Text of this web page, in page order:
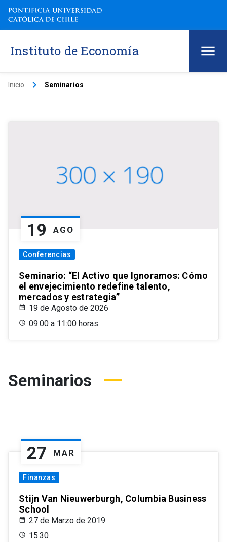
Instituto de Economía
Inicio keyboard_arrow_right Seminarios
19 AGO
Conferencias
Seminario: “El Activo que Ignoramos: Cómo
el envejecimiento redefine talento,
mercados y estrategia”
19 de Agosto de 2026
09:00 a 11:00 horas
Seminarios
27 MAR
Finanzas
Stijn Van Nieuwerburgh, Columbia Business
School
27 de Marzo de 2019
15:30